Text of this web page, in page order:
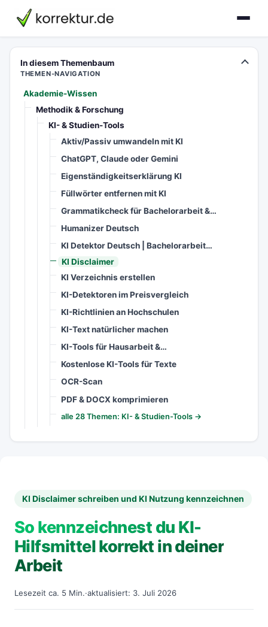
korrektur.de
In diesem Themenbaum
THEMEN-NAVIGATION
Akademie-Wissen
Methodik & Forschung
KI- & Studien-Tools
Aktiv/Passiv umwandeln mit KI
ChatGPT, Claude oder Gemini
Eigenständigkeitserklärung KI
Füllwörter entfernen mit KI
Grammatikcheck für Bachelorarbeit &…
Humanizer Deutsch
KI Detektor Deutsch | Bachelorarbeit…
KI Disclaimer
KI Verzeichnis erstellen
KI-Detektoren im Preisvergleich
KI-Richtlinien an Hochschulen
KI-Text natürlicher machen
KI-Tools für Hausarbeit &…
Kostenlose KI-Tools für Texte
OCR-Scan
PDF & DOCX komprimieren
alle 28 Themen: KI- & Studien-Tools →
KI Disclaimer schreiben und KI Nutzung kennzeichnen
So kennzeichnest du KI-
Hilfsmittel korrekt in deiner
Arbeit
Lesezeit ca. 5 Min.·aktualisiert: 3. Juli 2026